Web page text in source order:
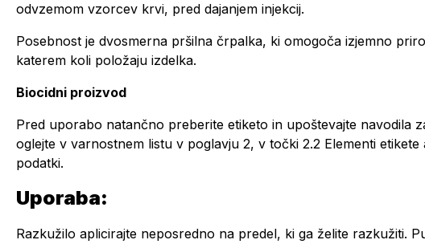
odvzemom vzorcev krvi, pred dajanjem injekcij.
Posebnost je dvosmerna pršilna črpalka, ki omogoča izjemno
katerem koli položaju izdelka.
Biocidni proizvod
Pred uporabo natančno preberite etiketo in upoštevajte navodila
oglejte v varnostnem listu v poglavju 2, v točki 2.2 Elementi
podatki.
Uporaba:
Razkužilo aplicirajte neposredno na predel, ki ga želite razkužiti.